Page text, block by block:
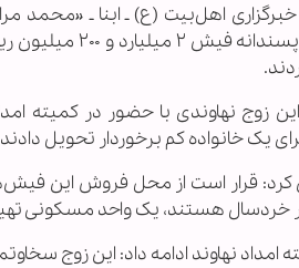
اهل‌بیت (ع) ـ ابنا ـ «محمد
اقدامی
زوج نهاوندی با حضور در کمیته
یک خانواده کم برخوردار تحویل
کرد: قرار است از محل فروش این
خردسال هستند، یک واحد مسکونی
نهاوند ادامه داد: این زوج